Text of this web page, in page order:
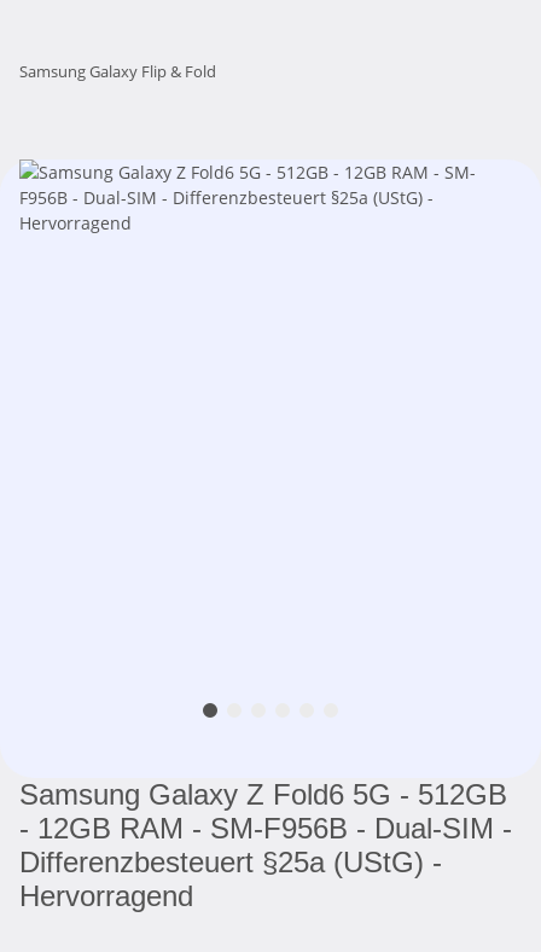
Samsung Galaxy Flip & Fold
Samsung Galaxy Z Fold6 5G - 512GB
- 12GB RAM - SM-F956B - Dual-SIM -
Differenzbesteuert §25a (UStG) -
Hervorragend